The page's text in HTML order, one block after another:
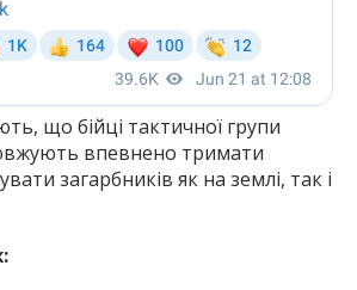
що бійці тактичної групи
впевнено тримати
загарбників як на землі, так і